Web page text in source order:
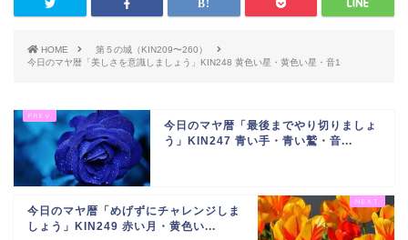
HOME
第５の城（KIN209〜260）
今日のマヤ暦「美しさを意識しましょう」KIN248 黄色い星・黄色い星・音1
今日のマヤ暦「最後までやり切りましょ
う」KIN247 青い手・青い鷲・音...
今日のマヤ暦「めげずにチャレンジしま
しょう」KIN249 赤い月・黄色い...